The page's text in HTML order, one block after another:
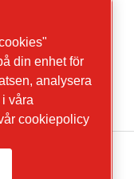
din enhet för
analysera
våra
cookiepolicy